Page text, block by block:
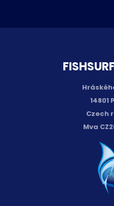
14801
Czech
Mva